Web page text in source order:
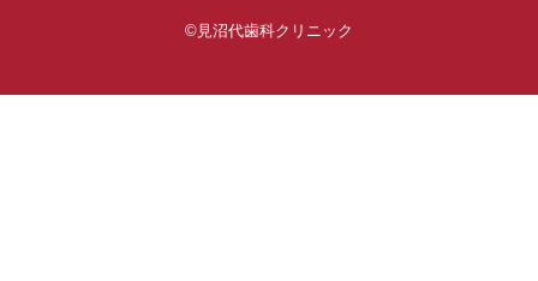
©見沼代歯科クリニック